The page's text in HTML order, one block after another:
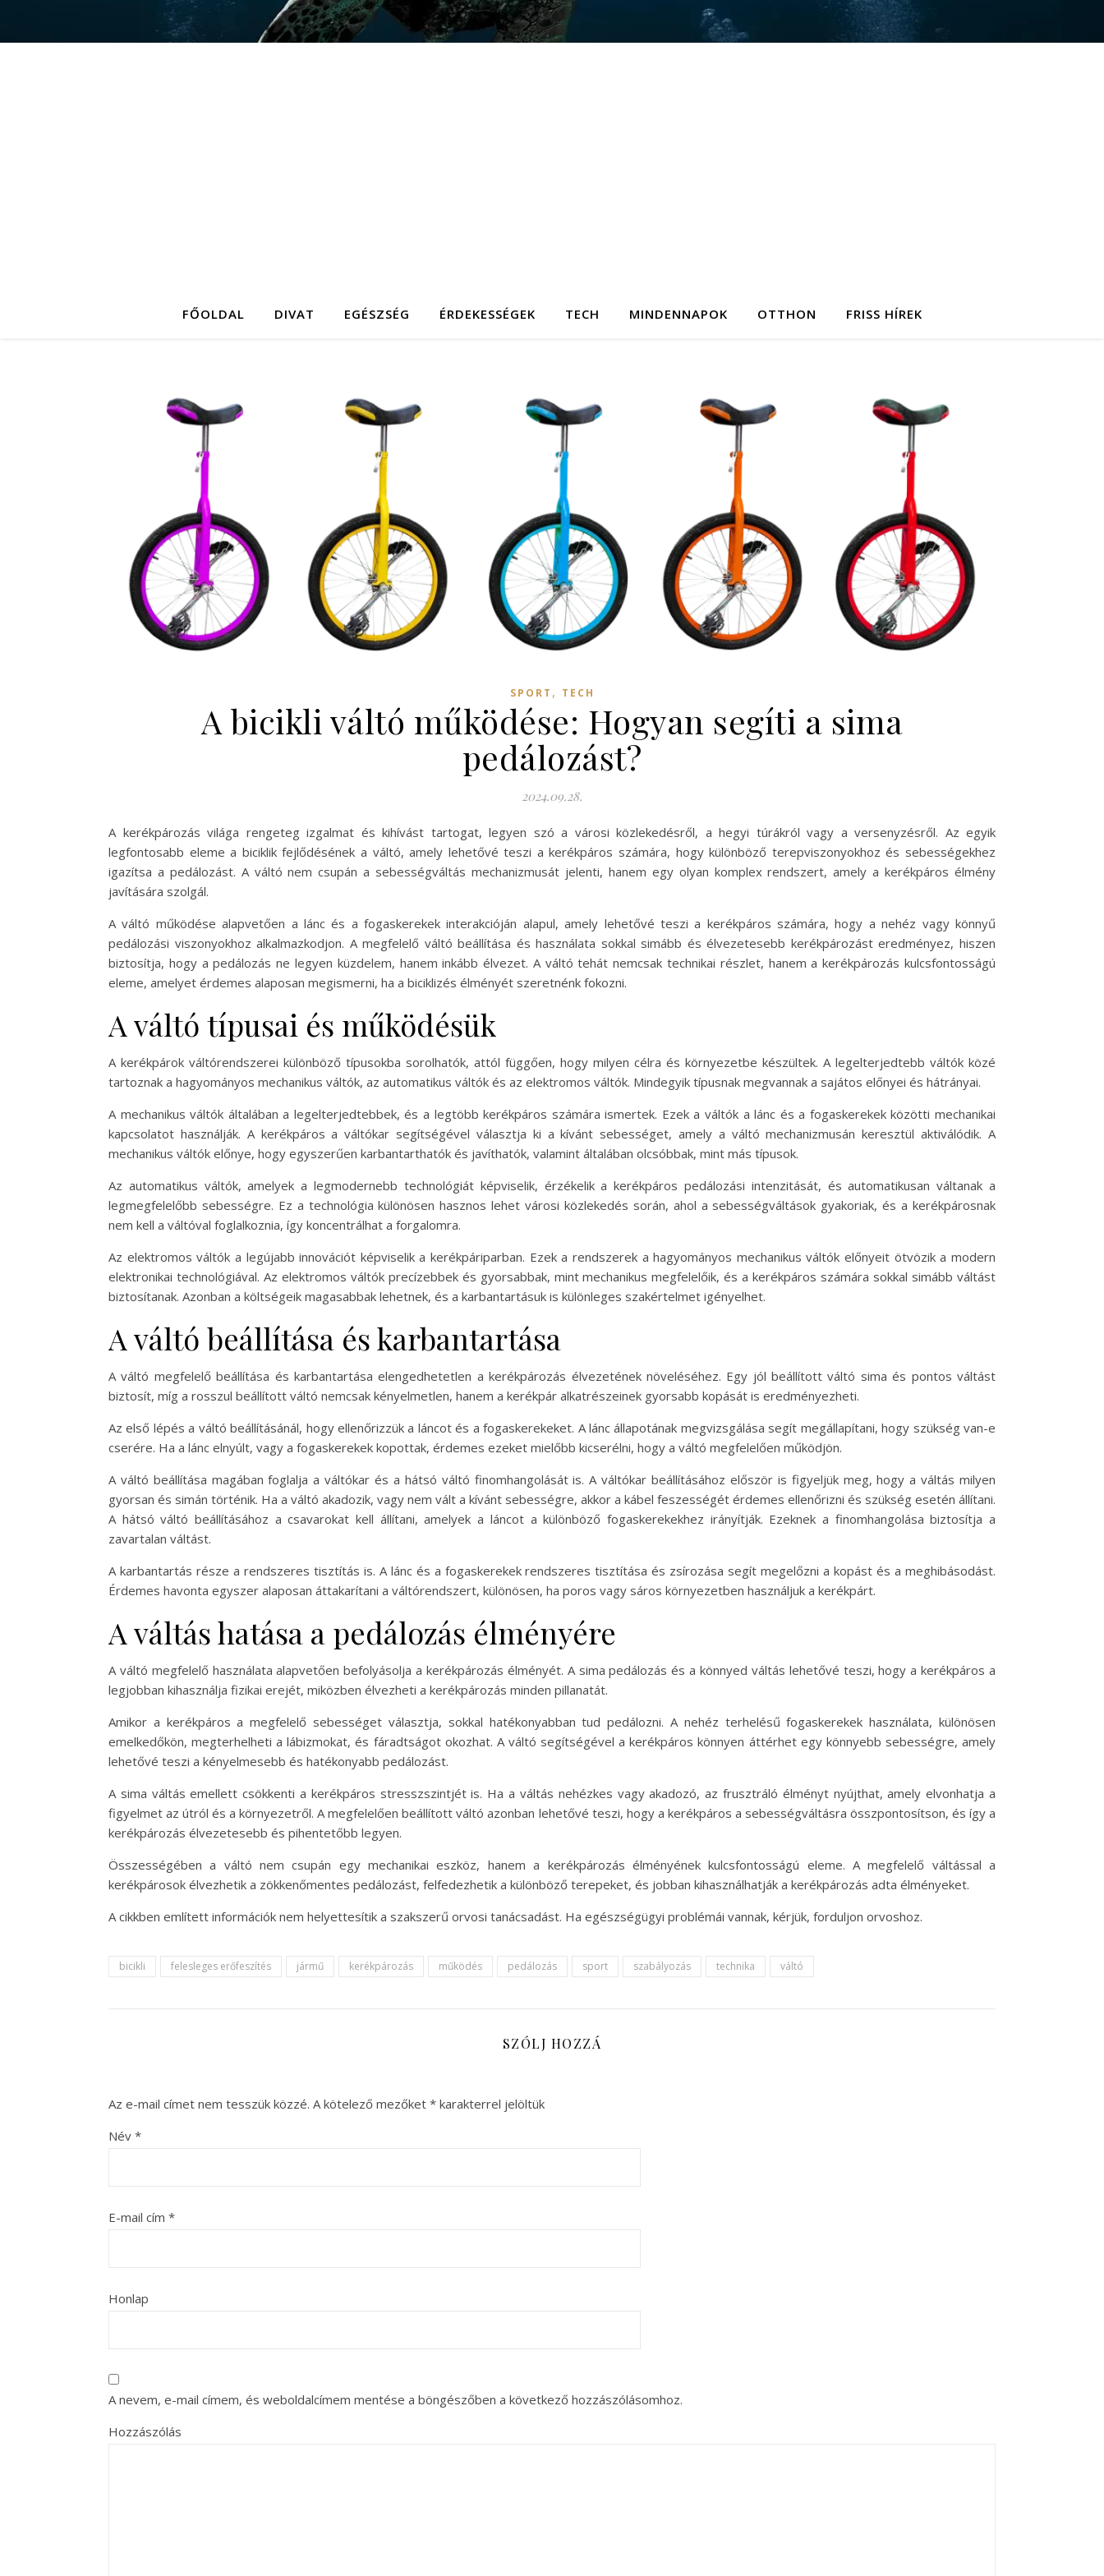
FŐOLDAL DIVAT EGÉSZSÉG ÉRDEKESSÉGEK TECH MINDENNAPOK OTTHON FRISS HÍREK
SPORT , TECH
A bicikli váltó működése: Hogyan segíti a sima
pedálozást?
2024.09.28.
A kerékpározás világa rengeteg izgalmat és kihívást tartogat, legyen szó a városi közlekedésről, a hegyi túrákról vagy a versenyzésről. Az egyik
legfontosabb eleme a biciklik fejlődésének a váltó, amely lehetővé teszi a kerékpáros számára, hogy különböző terepviszonyokhoz és sebességekhez
igazítsa a pedálozást. A váltó nem csupán a sebességváltás mechanizmusát jelenti, hanem egy olyan komplex rendszert, amely a kerékpáros élmény
javítására szolgál.
A váltó működése alapvetően a lánc és a fogaskerekek interakcióján alapul, amely lehetővé teszi a kerékpáros számára, hogy a nehéz vagy könnyű
pedálozási viszonyokhoz alkalmazkodjon. A megfelelő váltó beállítása és használata sokkal simább és élvezetesebb kerékpározást eredményez, hiszen
biztosítja, hogy a pedálozás ne legyen küzdelem, hanem inkább élvezet. A váltó tehát nemcsak technikai részlet, hanem a kerékpározás kulcsfontosságú
eleme, amelyet érdemes alaposan megismerni, ha a biciklizés élményét szeretnénk fokozni.
A váltó típusai és működésük
A kerékpárok váltórendszerei különböző típusokba sorolhatók, attól függően, hogy milyen célra és környezetbe készültek. A legelterjedtebb váltók közé
tartoznak a hagyományos mechanikus váltók, az automatikus váltók és az elektromos váltók. Mindegyik típusnak megvannak a sajátos előnyei és hátrányai.
A mechanikus váltók általában a legelterjedtebbek, és a legtöbb kerékpáros számára ismertek. Ezek a váltók a lánc és a fogaskerekek közötti mechanikai
kapcsolatot használják. A kerékpáros a váltókar segítségével választja ki a kívánt sebességet, amely a váltó mechanizmusán keresztül aktiválódik. A
mechanikus váltók előnye, hogy egyszerűen karbantarthatók és javíthatók, valamint általában olcsóbbak, mint más típusok.
Az automatikus váltók, amelyek a legmodernebb technológiát képviselik, érzékelik a kerékpáros pedálozási intenzitását, és automatikusan váltanak a
legmegfelelőbb sebességre. Ez a technológia különösen hasznos lehet városi közlekedés során, ahol a sebességváltások gyakoriak, és a kerékpárosnak
nem kell a váltóval foglalkoznia, így koncentrálhat a forgalomra.
Az elektromos váltók a legújabb innovációt képviselik a kerékpáriparban. Ezek a rendszerek a hagyományos mechanikus váltók előnyeit ötvözik a modern
elektronikai technológiával. Az elektromos váltók precízebbek és gyorsabbak, mint mechanikus megfelelőik, és a kerékpáros számára sokkal simább váltást
biztosítanak. Azonban a költségeik magasabbak lehetnek, és a karbantartásuk is különleges szakértelmet igényelhet.
A váltó beállítása és karbantartása
A váltó megfelelő beállítása és karbantartása elengedhetetlen a kerékpározás élvezetének növeléséhez. Egy jól beállított váltó sima és pontos váltást
biztosít, míg a rosszul beállított váltó nemcsak kényelmetlen, hanem a kerékpár alkatrészeinek gyorsabb kopását is eredményezheti.
Az első lépés a váltó beállításánál, hogy ellenőrizzük a láncot és a fogaskerekeket. A lánc állapotának megvizsgálása segít megállapítani, hogy szükség van-e
cserére. Ha a lánc elnyúlt, vagy a fogaskerekek kopottak, érdemes ezeket mielőbb kicserélni, hogy a váltó megfelelően működjön.
A váltó beállítása magában foglalja a váltókar és a hátsó váltó finomhangolását is. A váltókar beállításához először is figyeljük meg, hogy a váltás milyen
gyorsan és simán történik. Ha a váltó akadozik, vagy nem vált a kívánt sebességre, akkor a kábel feszességét érdemes ellenőrizni és szükség esetén állítani.
A hátsó váltó beállításához a csavarokat kell állítani, amelyek a láncot a különböző fogaskerekekhez irányítják. Ezeknek a finomhangolása biztosítja a
zavartalan váltást.
A karbantartás része a rendszeres tisztítás is. A lánc és a fogaskerekek rendszeres tisztítása és zsírozása segít megelőzni a kopást és a meghibásodást.
Érdemes havonta egyszer alaposan áttakarítani a váltórendszert, különösen, ha poros vagy sáros környezetben használjuk a kerékpárt.
A váltás hatása a pedálozás élményére
A váltó megfelelő használata alapvetően befolyásolja a kerékpározás élményét. A sima pedálozás és a könnyed váltás lehetővé teszi, hogy a kerékpáros a
legjobban kihasználja fizikai erejét, miközben élvezheti a kerékpározás minden pillanatát.
Amikor a kerékpáros a megfelelő sebességet választja, sokkal hatékonyabban tud pedálozni. A nehéz terhelésű fogaskerekek használata, különösen
emelkedőkön, megterhelheti a lábizmokat, és fáradtságot okozhat. A váltó segítségével a kerékpáros könnyen áttérhet egy könnyebb sebességre, amely
lehetővé teszi a kényelmesebb és hatékonyabb pedálozást.
A sima váltás emellett csökkenti a kerékpáros stresszszintjét is. Ha a váltás nehézkes vagy akadozó, az frusztráló élményt nyújthat, amely elvonhatja a
figyelmet az útról és a környezetről. A megfelelően beállított váltó azonban lehetővé teszi, hogy a kerékpáros a sebességváltásra összpontosítson, és így a
kerékpározás élvezetesebb és pihentetőbb legyen.
Összességében a váltó nem csupán egy mechanikai eszköz, hanem a kerékpározás élményének kulcsfontosságú eleme. A megfelelő váltással a
kerékpárosok élvezhetik a zökkenőmentes pedálozást, felfedezhetik a különböző terepeket, és jobban kihasználhatják a kerékpározás adta élményeket.
A cikkben említett információk nem helyettesítik a szakszerű orvosi tanácsadást. Ha egészségügyi problémái vannak, kérjük, forduljon orvoshoz.
bicikli felesleges erőfeszítés jármű kerékpározás működés pedálozás sport szabályozás technika váltó
SZÓLJ HOZZÁ
Az e-mail címet nem tesszük közzé. A kötelező mezőket * karakterrel jelöltük
Név *
E-mail cím *
Honlap
A nevem, e-mail címem, és weboldalcímem mentése a böngészőben a következő hozzászólásomhoz.
Hozzászólás